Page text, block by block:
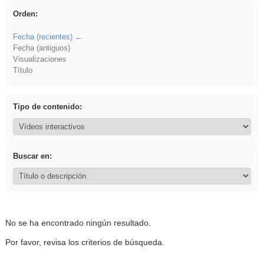
Orden:
Fecha (recientes)
Fecha (antiguos)
Visualizaciones
Título
Tipo de contenido:
Buscar en:
No se ha encontrado ningún resultado.
Por favor, revisa los criterios de búsqueda.